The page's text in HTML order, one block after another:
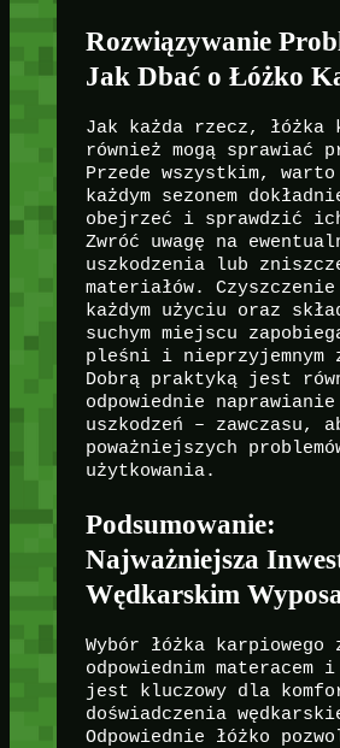
Rozwiązywanie
Jak Dbać o Łóżko
Jak każda rzecz, łóżka
również mogą sprawiać
Przede wszystkim,
każdym sezonem
obejrzeć i sprawdzić
Zwróć uwagę na
uszkodzenia lub
materiałów.
każdym użyciu oraz
suchym miejscu
pleśni i nieprzyjemnym
Dobrą praktyką jest
odpowiednie
uszkodzeń – zawczasu,
poważniejszych
użytkowania.
Podsumowanie:
Najważniejsza
Wędkarskim
Wybór łóżka karpiowego
odpowiednim materacem
jest kluczowy dla
doświadczenia
Odpowiednie łóżko